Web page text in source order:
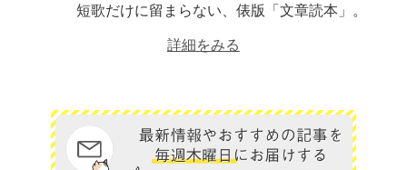
短歌だけに留まらない、俵版「文章読本」。
詳細をみる